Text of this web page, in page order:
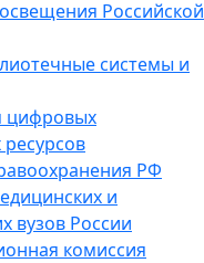
Российской
системы и
цифровых
РФ
и
вузов России
комиссия